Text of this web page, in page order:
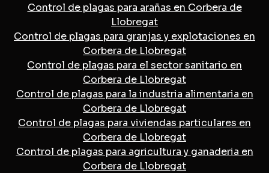
Control de plagas para arañas en Corbera de
Llobregat
Control de plagas para granjas y explotaciones en
Corbera de Llobregat
Control de plagas para el sector sanitario en
Corbera de Llobregat
Control de plagas para la industria alimentaria en
Corbera de Llobregat
Control de plagas para viviendas particulares en
Corbera de Llobregat
Control de plagas para agricultura y ganaderia en
Corbera de Llobregat